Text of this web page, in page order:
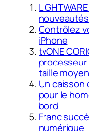
nouveautés
Contrôlez
iPhone
tvONE
processeur
taille
Un caisson
pour le
bord
Franc
numérique